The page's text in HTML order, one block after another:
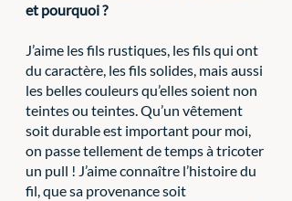
et pourquoi ?
J’aime les fils rustiques, les fils qui ont
du caractère, les fils solides, mais aussi
les belles couleurs qu’elles soient non
teintes ou teintes. Qu’un vêtement
soit durable est important pour moi,
on passe tellement de temps à tricoter
un pull ! J’aime connaître l’histoire du
fil, que sa provenance soit